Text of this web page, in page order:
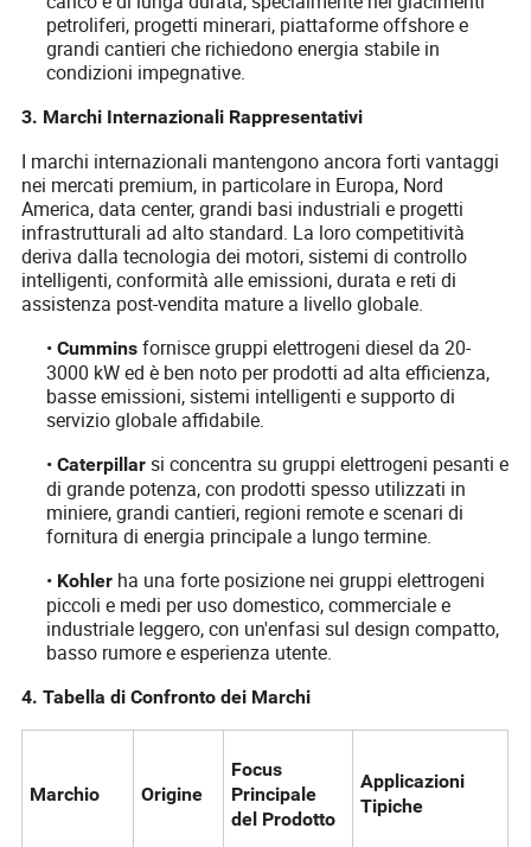
petroliferi, progetti minerari, piattaforme offshore e
grandi cantieri che richiedono energia stabile in
condizioni impegnative.
3. Marchi Internazionali Rappresentativi
I marchi internazionali mantengono ancora forti vantaggi
nei mercati premium, in particolare in Europa, Nord
America, data center, grandi basi industriali e progetti
infrastrutturali ad alto standard. La loro competitività
deriva dalla tecnologia dei motori, sistemi di controllo
intelligenti, conformità alle emissioni, durata e reti di
assistenza post-vendita mature a livello globale.
•Cumminsfornisce gruppi elettrogeni diesel da 20-
3000 kW ed è ben noto per prodotti ad alta efficienza,
basse emissioni, sistemi intelligenti e supporto di
servizio globale affidabile.
•Caterpillar si concentra su gruppi elettrogeni pesanti e
di grande potenza, con prodotti spesso utilizzati in
miniere, grandi cantieri, regioni remote e scenari di
fornitura di energia principale a lungo termine.
• Kohler ha una forte posizione nei gruppi elettrogeni
piccoli e medi per uso domestico, commerciale e
industriale leggero, con un'enfasi sul design compatto,
basso rumore e esperienza utente.
4. Tabella di Confronto dei Marchi
Marchio Origine
Focus
Principale
del Prodotto
Applicazioni
Tipiche